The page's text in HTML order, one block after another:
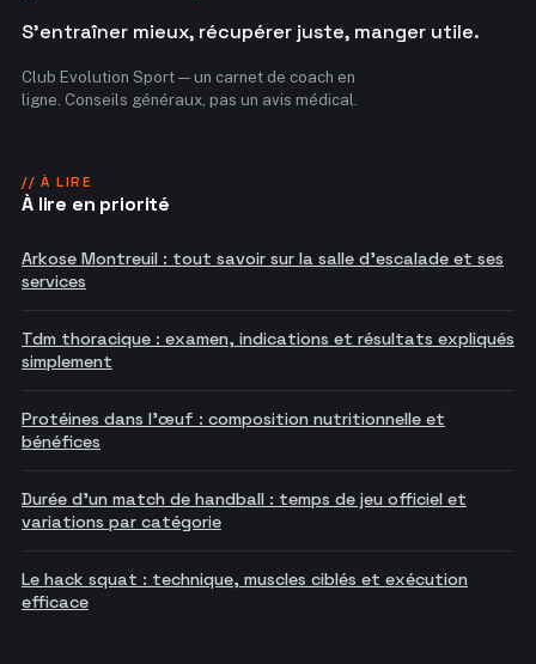
S'entraîner mieux, récupérer juste, manger utile.
Club Evolution Sport — un carnet de coach en
ligne. Conseils généraux, pas un avis médical.
// À LIRE
À lire en priorité
Arkose Montreuil : tout savoir sur la salle d'escalade et ses
services
Tdm thoracique : examen, indications et résultats expliqués
simplement
Protéines dans l'œuf : composition nutritionnelle et
bénéfices
Durée d'un match de handball : temps de jeu officiel et
variations par catégorie
Le hack squat : technique, muscles ciblés et exécution
efficace